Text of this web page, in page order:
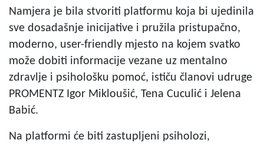
Namjera je bila stvoriti platformu koja bi ujedinila
sve dosadašnje inicijative i pružila pristupačno,
moderno, user-friendly mjesto na kojem svatko
može dobiti informacije vezane uz mentalno
zdravlje i psihološku pomoć, ističu članovi udruge
PROMENTZ Igor Mikloušić, Tena Cuculić i Jelena
Babić.
Na platformi će biti zastupljeni psiholozi,